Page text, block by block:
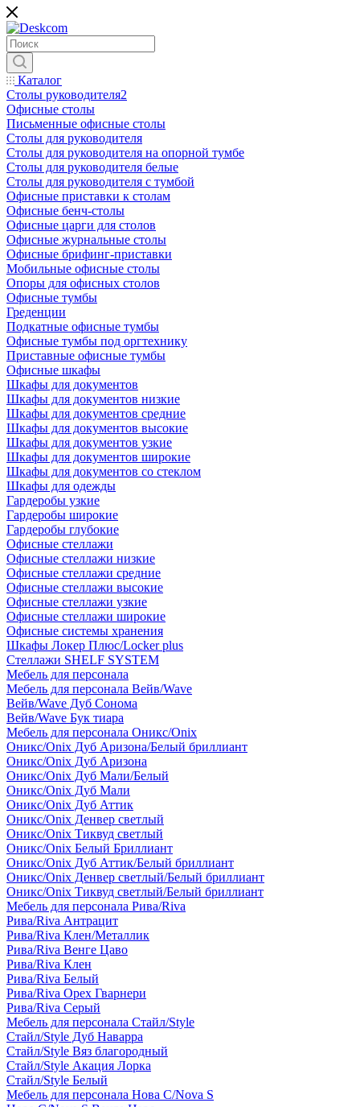
Каталог
Столы руководителя2
Офисные столы
Письменные офисные столы
Столы для руководителя
Столы для руководителя на опорной тумбе
Столы для руководителя белые
Столы для руководителя с тумбой
Офисные приставки к столам
Офисные бенч-столы
Офисные царги для столов
Офисные журнальные столы
Офисные брифинг-приставки
Мобильные офисные столы
Опоры для офисных столов
Офисные тумбы
Греденции
Подкатные офисные тумбы
Офисные тумбы под оргтехнику
Приставные офисные тумбы
Офисные шкафы
Шкафы для документов
Шкафы для документов низкие
Шкафы для документов средние
Шкафы для документов высокие
Шкафы для документов узкие
Шкафы для документов широкие
Шкафы для документов со стеклом
Шкафы для одежды
Гардеробы узкие
Гардеробы широкие
Гардеробы глубокие
Офисные стеллажи
Офисные стеллажи низкие
Офисные стеллажи средние
Офисные стеллажи высокие
Офисные стеллажи узкие
Офисные стеллажи широкие
Офисные системы хранения
Шкафы Локер Плюс/Locker plus
Стеллажи SHELF SYSTEM
Мебель для персонала
Мебель для персонала Вейв/Wave
Вейв/Wave Дуб Сонома
Вейв/Wave Бук тиара
Мебель для персонала Оникс/Onix
Оникс/Onix Дуб Аризона/Белый бриллиант
Оникс/Onix Дуб Аризона
Оникс/Onix Дуб Мали/Белый
Оникс/Onix Дуб Мали
Оникс/Onix Дуб Аттик
Оникс/Onix Денвер светлый
Оникс/Onix Тиквуд светлый
Оникс/Onix Белый Бриллиант
Оникс/Onix Дуб Аттик/Белый бриллиант
Оникс/Onix Денвер светлый/Белый бриллиант
Оникс/Onix Тиквуд светлый/Белый бриллиант
Мебель для персонала Рива/Riva
Рива/Riva Антрацит
Рива/Riva Клен/Металлик
Рива/Riva Венге Цаво
Рива/Riva Клен
Рива/Riva Белый
Рива/Riva Орех Гварнери
Рива/Riva Серый
Мебель для персонала Стайл/Style
Стайл/Style Дуб Наварра
Стайл/Style Вяз благородный
Стайл/Style Акация Лорка
Стайл/Style Белый
Мебель для персонала Нова С/Nova S